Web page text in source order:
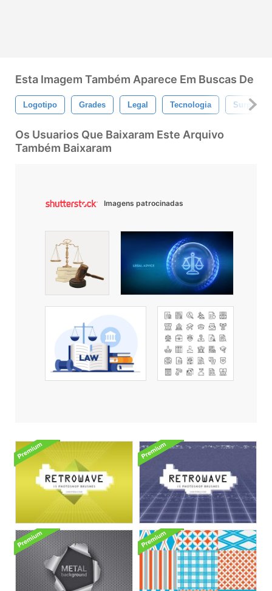
Esta Imagem Também Aparece Em Buscas De
Logotipo Grades Legal Tecnologia
Os Usuarios Que Baixaram Este Arquivo
Também Baixaram
Imagens patrocinadas